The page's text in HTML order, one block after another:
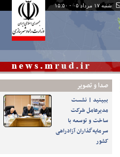
شنبه ۱۷ مرداد ۰۵ - ۱۵:۵۰
صدا و تصوير
ببینید | نشست
مدیرعامل شرکت
ساخت و توسعه با
سرمایه‌گذاران آزادراهی
کشور